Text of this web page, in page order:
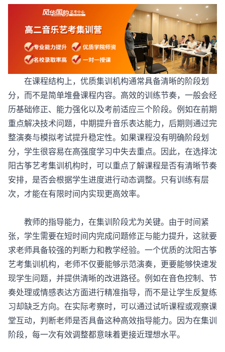
在课程结构上，优质集训机构通常具备清晰的阶段划
分，而不是简单堆叠课程内容。高效的训练节奏，一般会经
历基础修正、能力强化以及考前适应三个阶段。例如在前期
重点解决技术问题，中期提升音乐表达能力，后期则通过完
整演奏与模拟考试提升稳定性。如果课程没有明确阶段划
分，学生很容易在高强度学习中失去重点。因此，在选择沈
阳古筝艺考集训机构时，可以重点了解课程是否有清晰节奏
安排，是否会根据学生进度进行动态调整。只有训练有层
次，才能在有限时间内实现更高效率。
教师的指导能力，在集训阶段尤为关键。由于时间紧
张，学生需要在短时间内完成问题修正与能力提升，这就要
求老师具备较强的判断力和教学经验。一个优质的沈阳古筝
艺考集训机构，老师不仅要能够示范演奏，更要能够快速发
现学生问题，并提供清晰的改进路径。例如在音色控制、节
奏处理或情感表达方面进行精准指导，而不是让学生反复练
习却缺乏方向。在实际考察时，可以通过试听课程或观察课
堂互动，判断老师是否具备这种高效指导能力。因为在集训
阶段，每一次有效调整都意味着更接近理想水平。